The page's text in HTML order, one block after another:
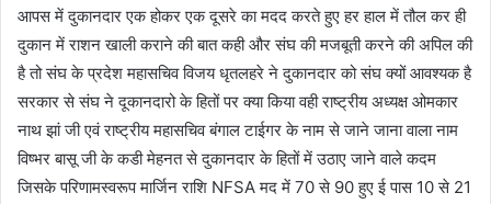
आपस में दुकानदार एक होकर एक दूसरे का मदद करते हुए हर हाल में तौल कर ही
दुकान में राशन खाली कराने की बात कही और संघ की मजबूती करने की अपिल की
है तो संघ के प्रदेश महासचिव विजय धृतलहरे ने दुकानदार को संघ क्यों आवश्यक है
सरकार से संघ ने दूकानदारो के हितों पर क्या किया वही राष्ट्रीय अध्यक्ष ओमकार
नाथ झां जी एवं राष्ट्रीय महासचिव बंगाल टाईगर के नाम से जाने जाना वाला नाम
विष्भर बासू जी के कडी मेहनत से दुकानदार के हितों में उठाए जाने वाले कदम
जिसके परिणामस्वरूप मार्जिन राशि NFSA मद में 70 से 90 हुए ई पास 10 से 21